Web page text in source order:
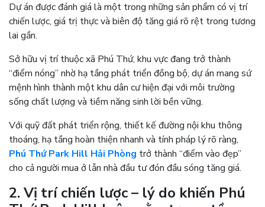
Dự án được đánh giá là một trong những sản phẩm có vị trí
chiến lược, giá trị thực và biên độ tăng giá rõ rệt trong tương
lai gần.
Sở hữu vị trí thuộc xã Phú Thứ, khu vực đang trở thành
“điểm nóng” nhờ hạ tầng phát triển đồng bộ, dự án mang sứ
mệnh hình thành một khu dân cư hiện đại với môi trường
sống chất lượng và tiềm năng sinh lời bền vững.
Với quỹ đất phát triển rộng, thiết kế đường nội khu thông
thoáng, hạ tầng hoàn thiện nhanh và tính pháp lý rõ ràng,
Phú Thứ Park Hill Hải Phòng trở thành “điểm vào đẹp”
cho cả người mua ở lẫn nhà đầu tư đón đầu sóng tăng giá.
2. Vị trí chiến lược – lý do khiến Phú